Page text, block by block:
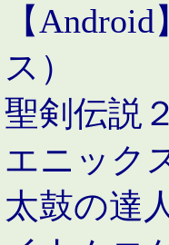
【
ス）
聖剣伝説
エニック
太鼓の達